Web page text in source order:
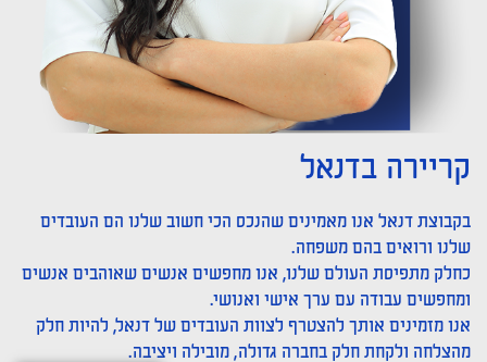
קריירה בדנאל
בקבוצת דנאל אנו מאמינים שהנכס הכי חשוב שלנו הם העובדים
שלנו ורואים בהם משפחה.
כחלק מתפיסת העולם שלנו, אנו מחפשים אנשים שאוהבים אנשים
ומחפשים עבודה עם ערך אישי ואנושי.
אנו מזמינים אותך להצטרף לצוות העובדים של דנאל, להיות חלק
מהצלחה ולקחת חלק בחברה גדולה, מובילה ויציבה.